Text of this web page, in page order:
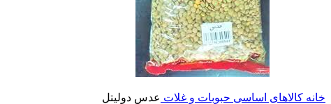
خانه کالاهای اساسی حبوبات و غلات عدس دولیتل